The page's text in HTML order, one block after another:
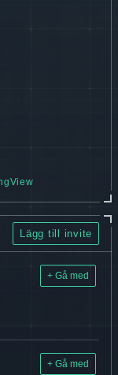
Lägg till invite
+ Gå med
+ Gå med